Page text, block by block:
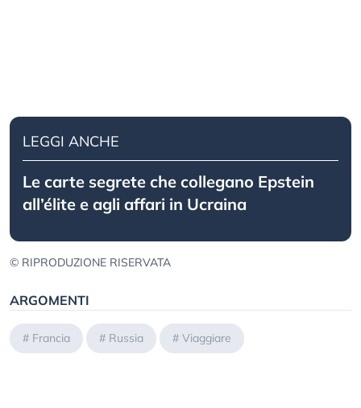
LEGGI ANCHE
Le carte segrete che collegano Epstein
all’élite e agli affari in Ucraina
© RIPRODUZIONE RISERVATA
ARGOMENTI
# Francia # Russia # Viaggiare